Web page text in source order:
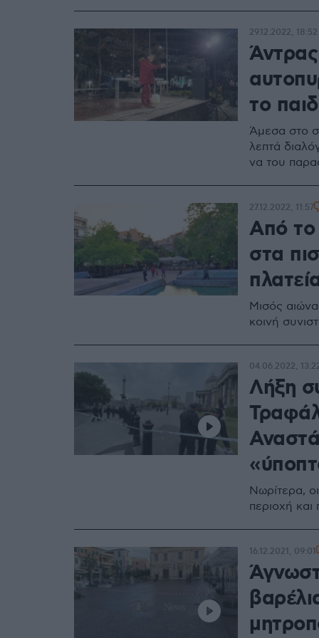
το
Άμεσα στο
λεπτά
να του
29.12.2022, 18:52
Από το
στα
Μισός
κοινή
27.12.2022, 11:57
Λήξη
Νωρίτερα,
περιοχή
04.06.2022,
16.12.2021, 09:01